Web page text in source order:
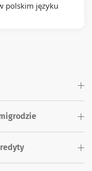
polskim języku